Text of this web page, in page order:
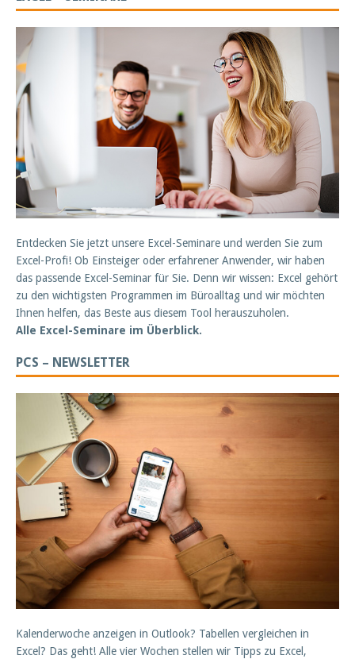
Entdecken Sie jetzt unsere Excel-Seminare und werden Sie zum
Excel-Profi! Ob Einsteiger oder erfahrener Anwender, wir haben
das passende Excel-Seminar für Sie. Denn wir wissen: Excel gehört
zu den wichtigsten Programmen im Büroalltag und wir möchten
Ihnen helfen, das Beste aus diesem Tool herauszuholen.
Alle Excel-Seminare im Überblick.
PCS – NEWSLETTER
Kalenderwoche anzeigen in Outlook? Tabellen vergleichen in
Excel? Das geht! Alle vier Wochen stellen wir Tipps zu Excel,